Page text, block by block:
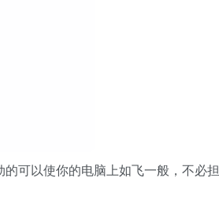
可以使你的电脑上如飞一般，不必担